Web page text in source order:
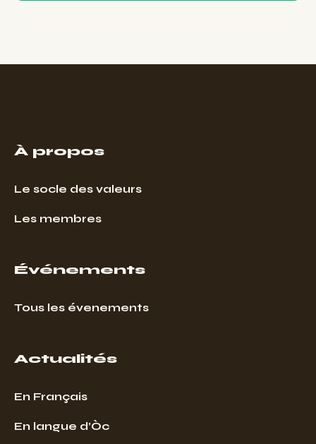
À propos
Le socle des valeurs
Les membres
Événements
Tous les évenements
Actualités
En Français
En langue d’Òc